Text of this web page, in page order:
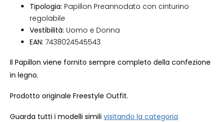
Tipologia: Papillon Preannodato con cinturino
regolabile
Vestibilità: Uomo e Donna
EAN: 7438024545543
Il Papillon viene fornito sempre completo della confezione
in legno.
Prodotto originale Freestyle Outfit.
Guarda tutti i modelli simili visitando la categoria